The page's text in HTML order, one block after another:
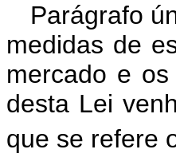
Parágrafo
medidas de
mercado e
desta Lei
que se refere